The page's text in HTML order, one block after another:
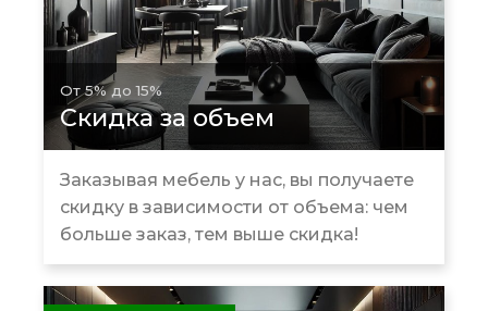
От 5% до 15%
Скидка за объем
Заказывая мебель у нас, вы получаете
скидку в зависимости от объема: чем
больше заказ, тем выше скидка!